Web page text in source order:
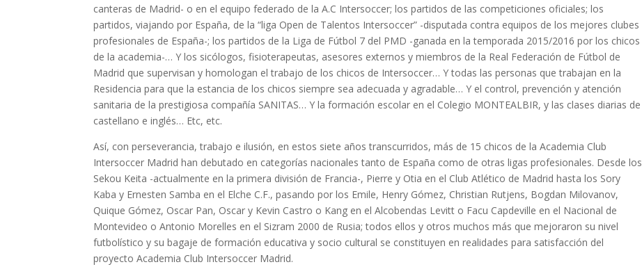
canteras de Madrid- o en el equipo federado de la A.C Intersoccer; los partidos de las competiciones oficiales; los
partidos, viajando por España, de la “liga Open de Talentos Intersoccer” -disputada contra equipos de los mejores clubes
profesionales de España-; los partidos de la Liga de Fútbol 7 del PMD -ganada en la temporada 2015/2016 por los chicos
de la academia-… Y los sicólogos, fisioterapeutas, asesores externos y miembros de la Real Federación de Fútbol de
Madrid que supervisan y homologan el trabajo de los chicos de Intersoccer… Y todas las personas que trabajan en la
Residencia para que la estancia de los chicos siempre sea adecuada y agradable… Y el control, prevención y atención
sanitaria de la prestigiosa compañía SANITAS… Y la formación escolar en el Colegio MONTEALBIR, y las clases diarias de
castellano e inglés… Etc, etc.
Así, con perseverancia, trabajo e ilusión, en estos siete años transcurridos, más de 15 chicos de la Academia Club
Intersoccer Madrid han debutado en categorías nacionales tanto de España como de otras ligas profesionales. Desde los
Sekou Keita -actualmente en la primera división de Francia-, Pierre y Otia en el Club Atlético de Madrid hasta los Sory
Kaba y Ernesten Samba en el Elche C.F., pasando por los Emile, Henry Gómez, Christian Rutjens, Bogdan Milovanov,
Quique Gómez, Oscar Pan, Oscar y Kevin Castro o Kang en el Alcobendas Levitt o Facu Capdeville en el Nacional de
Montevideo o Antonio Morelles en el Sizram 2000 de Rusia; todos ellos y otros muchos más que mejoraron su nivel
futbolístico y su bagaje de formación educativa y socio cultural se constituyen en realidades para satisfacción del
proyecto Academia Club Intersoccer Madrid.